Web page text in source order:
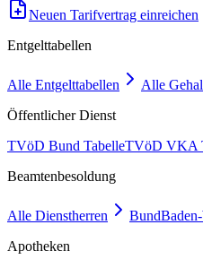
Neuen Tarifvertrag einreichen
Entgelttabellen
Alle Entgelttabellen
Alle
Öffentlicher Dienst
TVöD Bund TabelleTVöD VKA
Beamtenbesoldung
Alle Dienstherren Bund
Apotheken